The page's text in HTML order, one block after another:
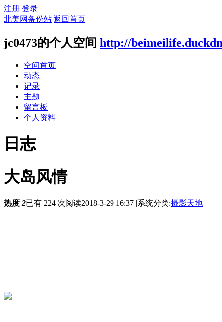
注册 登录
北美网备份站 返回首页
jc0473的个人空间 http://
空间首页
动态
记录
主题
留言板
个人资料
日志
大岛风情
热度 2已有 224 次阅读2018-3-29 16:37 |系统分类:摄影天地